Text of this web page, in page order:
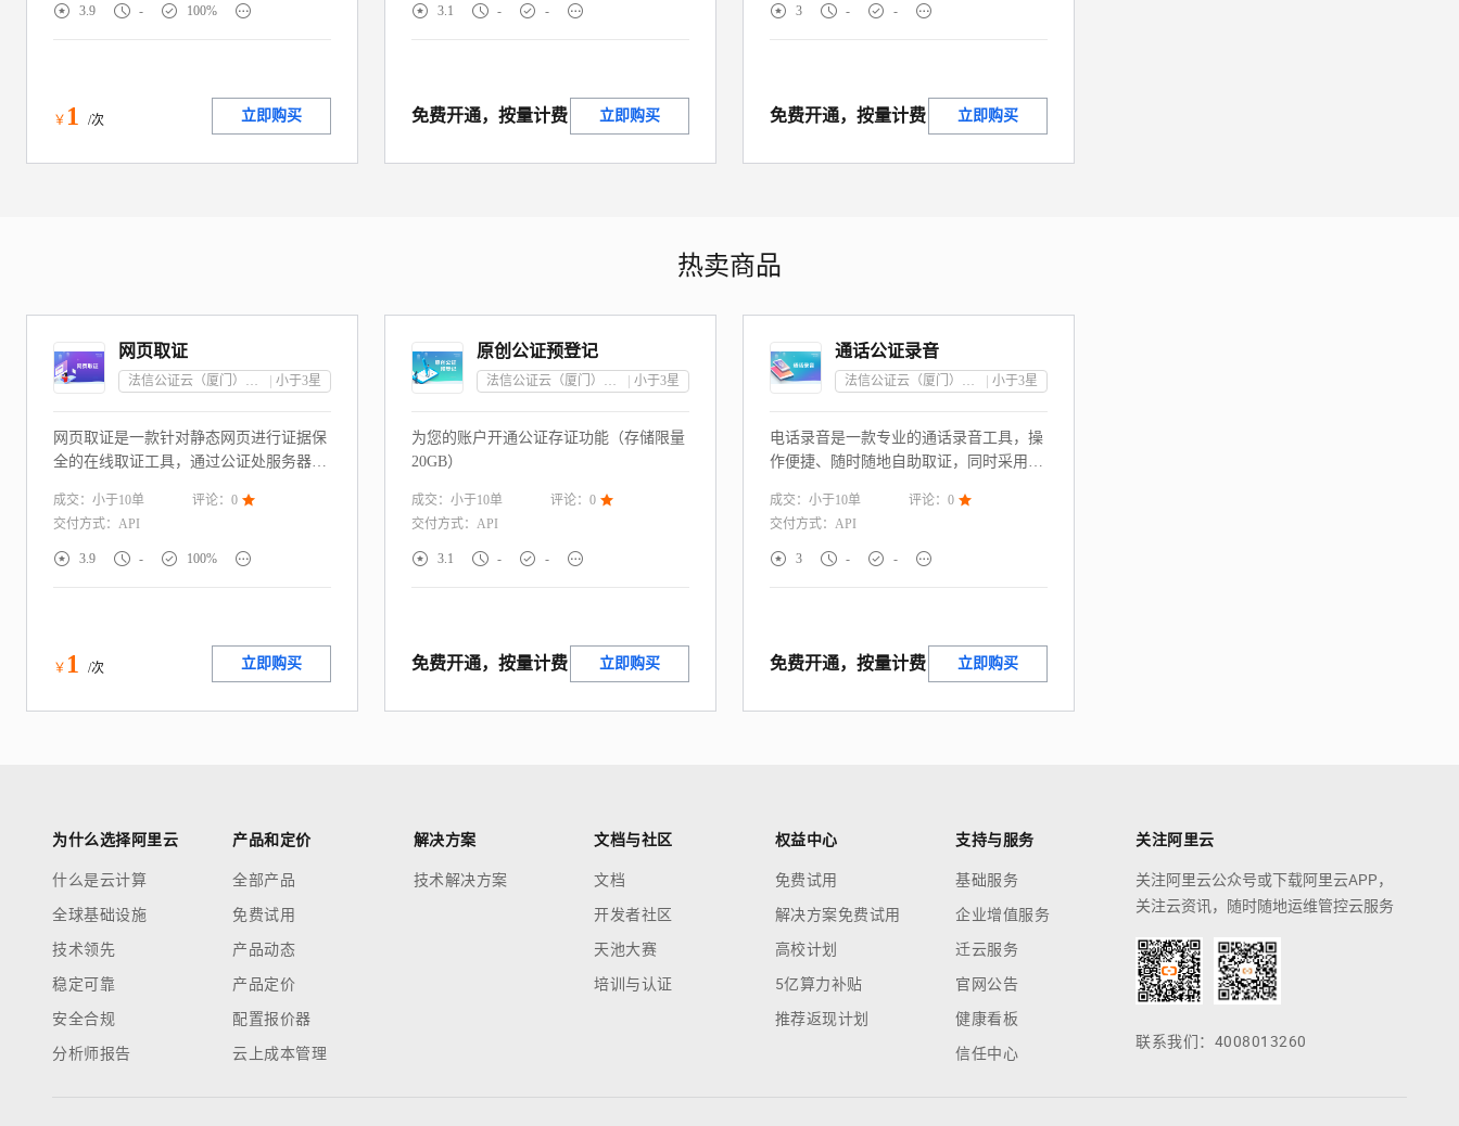
知识产权侵权等情况时，网页取证可以帮
 3.9  -  100% 
￥ 1 /次 立即购买
 3.1  -  - 
免费开通，按量计费 立即购买
 3  -  - 
免费开通，按量计费 立即购买
热卖商品
网页取证
法信公证云（厦门）科技有限公司 小于3星
网页取证是一款针对静态网页进行证据保
全的在线取证工具，通过公证处服务器实
备公证效力的电子证据。当发生网络造
谣、网络隐私窃取、网站镜像仿冒、网络
知识产权侵权等情况时，网页取证可以帮
成交： 小于10单 评论： 0 
交付方式： API
 3.9  -  100% 
￥ 1 /次 立即购买
原创公证预登记
法信公证云（厦门）科技有限公司 小于3星
为您的账户开通公证存证功能（存储限量
20GB）
成交： 小于10单 评论： 0 
交付方式： API
 3.1  -  - 
免费开通，按量计费 立即购买
通话公证录音
法信公证云（厦门）科技有限公司 小于3星
电话录音是一款专业的通话录音工具，操
作便捷、随时随地自助取证，同时采用特
被篡改，提升录音证据的法律效力。
成交： 小于10单 评论： 0 
交付方式： API
 3  -  - 
免费开通，按量计费 立即购买
为什么选择阿里云
什么是云计算
全球基础设施
技术领先
稳定可靠
安全合规
分析师报告
产品和定价
全部产品
免费试用
产品动态
产品定价
配置报价器
云上成本管理
解决方案
技术解决方案
文档与社区
文档
开发者社区
天池大赛
培训与认证
权益中心
免费试用
解决方案免费试用
高校计划
5亿算力补贴
推荐返现计划
支持与服务
基础服务
企业增值服务
迁云服务
官网公告
健康看板
信任中心
关注阿里云
关注阿里云公众号或下载阿里云APP，
关注云资讯，随时随地运维管控云服务
联系我们：4008013260